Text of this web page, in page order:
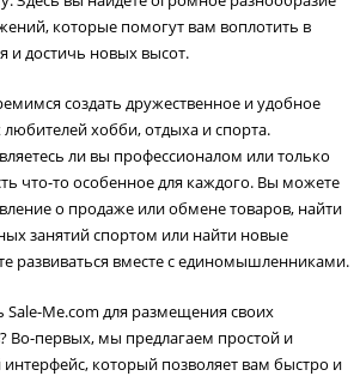
которые помогут вам воплотить в
и достичь новых высот.
создать дружественное и удобное
любителей хобби, отдыха и спорта.
ли вы профессионалом или только
что-то особенное для каждого. Вы можете
о продаже или обмене товаров, найти
занятий спортом или найти новые
развиваться вместе с единомышленниками.
Sale-Me.com для размещения своих
Во-первых, мы предлагаем простой и
который позволяет вам быстро и